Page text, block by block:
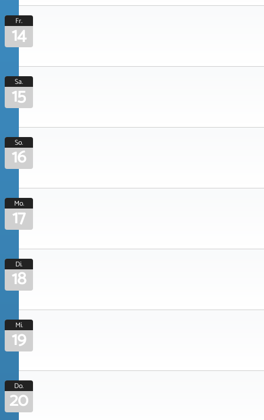
Fr.
14
Sa.
15
So.
16
Mo.
17
Di.
18
Mi.
19
Do.
20